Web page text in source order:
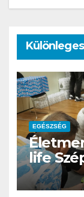
EGÉSZSÉG
life